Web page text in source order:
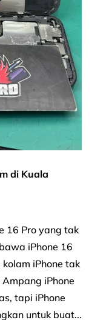
di Kuala
16 Pro yang tak
iPhone 16
iPhone tak
iPhone
tapi iPhone
untuk buat...